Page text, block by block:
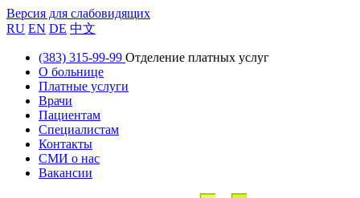
Версия для слабовидящих
RU EN DE 中文
(383) 315-99-99 Отделение платных услуг
О больнице
Платные услуги
Врачи
Пациентам
Специалистам
Контакты
СМИ о нас
Вакансии